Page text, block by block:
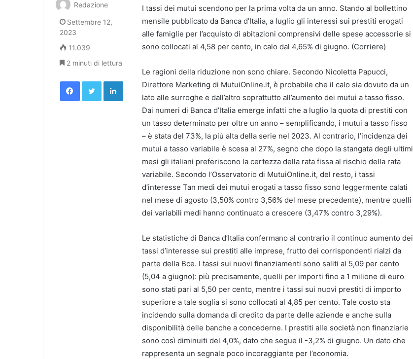
I tassi dei mutui scendono per la prima volta da un anno. Stando al bollettino
mensile pubblicato da Banca d’Italia, a luglio gli interessi sui prestiti erogati
alle famiglie per l’acquisto di abitazioni comprensivi delle spese accessorie si
sono collocati al 4,58 per cento, in calo dal 4,65% di giugno. (Corriere)
Le ragioni della riduzione non sono chiare. Secondo Nicoletta Papucci,
Direttore Marketing di MutuiOnline.it, è probabile che il calo sia dovuto da un
lato alle surroghe e dall’altro soprattutto all’aumento dei mutui a tasso fisso.
Dai numeri di Banca d’Italia emerge infatti che a luglio la quota di prestiti con
un tasso determinato per oltre un anno – semplificando, i mutui a tasso fisso
– è stata del 73%, la più alta della serie nel 2023. Al contrario, l’incidenza dei
mutui a tasso variabile è scesa al 27%, segno che dopo la stangata degli ultimi
mesi gli italiani preferiscono la certezza della rata fissa al rischio della rata
variabile. Secondo l’Osservatorio di MutuiOnline.it, del resto, i tassi
d’interesse Tan medi dei mutui erogati a tasso fisso sono leggermente calati
nel mese di agosto (3,50% contro 3,56% del mese precedente), mentre quelli
dei variabili medi hanno continuato a crescere (3,47% contro 3,29%).
Le statistiche di Banca d’Italia confermano al contrario il continuo aumento dei
tassi d’interesse sui prestiti alle imprese, frutto dei corrispondenti rialzi da
parte della Bce. I tassi sui nuovi finanziamenti sono saliti al 5,09 per cento
(5,04 a giugno): più precisamente, quelli per importi fino a 1 milione di euro
sono stati pari al 5,50 per cento, mentre i tassi sui nuovi prestiti di importo
superiore a tale soglia si sono collocati al 4,85 per cento. Tale costo sta
incidendo sulla domanda di credito da parte delle aziende e anche sulla
disponibilità delle banche a concederne. I prestiti alle società non finanziarie
sono così diminuiti del 4,0%, dato che segue il -3,2% di giugno. Un dato che
rappresenta un segnale poco incoraggiante per l’economia.
Redazione
Settembre 12,
2023
11.039
2 minuti di lettura
Facebook Twitter LinkedIn